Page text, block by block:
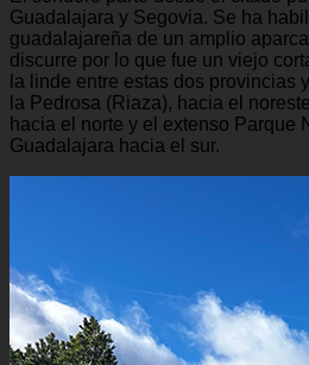
Guadalajara y Segovia. Se ha
guadalajareña de un amplio
discurre por lo que fue un viejo
la linde entre estas dos provincias
la Pedrosa (Riaza), hacia el
hacia el norte y el extenso Parque
Guadalajara hacia el sur.